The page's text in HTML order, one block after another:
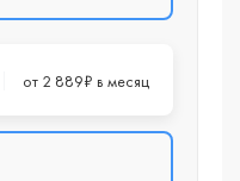
от 2 889₽ в месяц